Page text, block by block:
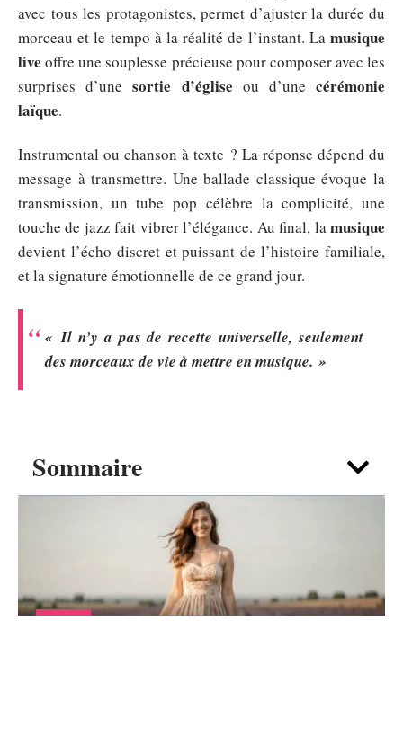
Sommaire
avec tous les protagonistes, permet d’ajuster la durée du
morceau et le tempo à la réalité de l’instant. La musique
live offre une souplesse précieuse pour composer avec les
surprises d’unesortie d’église ou d’unecérémonie
laïque.
Instrumental ou chanson à texte ? La réponse dépend du
message à transmettre. Une ballade classique évoque la
transmission, un tube pop célèbre la complicité, une
touche de jazz fait vibrer l’élégance. Au final, lamusique
devient l’écho discret et puissant de l’histoire familiale,
et la signature émotionnelle de ce grand jour.
« Il n’y a pas de recette universelle, seulement
des morceaux de vie à mettre en musique. »